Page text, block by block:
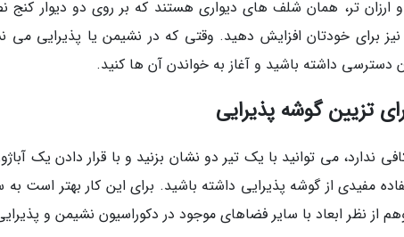
ارزان تر، همان شلف های دیواری هستند که بر روی دو دیوار
برای خودتان افزایش دهید. وقتی که در نشیمن یا پذیرایی می
دسترسی داشته باشید و آغاز به خواندن آن ها کنید.
تزیین گوشه پذیرایی
ندارد، می توانید با یک تیر دو نشان بزنید و با قرار دادن یک
مفیدی از گوشه پذیرایی داشته باشید. برای این کار بهتر است به
از نظر ابعاد با سایر فضاهای موجود در دکوراسیون نشیمن و